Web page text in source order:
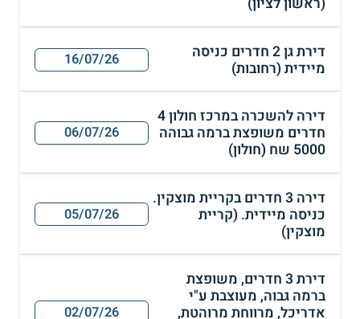
דירת גן 2 חדרים כניסה
מיידית (רחובות)
16/07/26
דירה להשכרה במרכז חולון 4
חדרים משופצת ברמה גבוהה
5000 שח (חולון)
06/07/26
דירה 3 חדרים בקריית מוצקין.
כניסה מיידית. (קריית
מוצקין)
05/07/26
דירת 3 חדרים, משופצת
ברמה גבוה, מעוצבת ע"י
אדריכל, מרווחת מרוהטת,
02/07/26